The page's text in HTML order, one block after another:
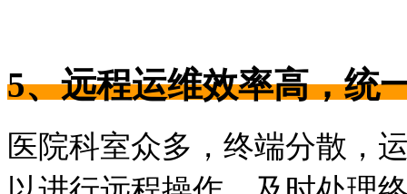
5、远程运维效率高，统
医院科室众多，终端分散，